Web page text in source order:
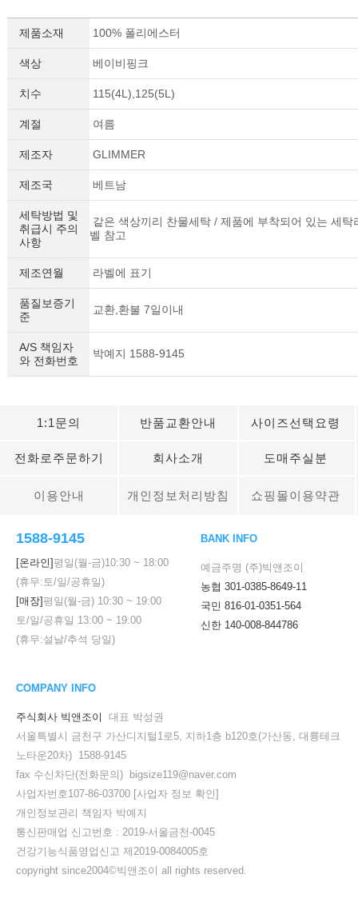
이코 라이프 하
세요!
제품소재 100% 폴리에스터
색상 베이비핑크
치수 115(4L),125(5L)
계절 여름
제조자 GLIMMER
제조국 베트남
세탁방법 및
취급시 주의
사항
같은 색상끼리 찬물세탁 / 제품에 부착되어 있는 세탁
벨 참고
제조연월 라벨에 표기
품질보증기
준
교환,환불 7일이내
A/S 책임자
와 전화번호
박예지 1588-9145
1:1문의 반품교환안내 사이즈선택요령
전화로주문하기 회사소개 도매주실분
이용안내 개인정보처리방침 쇼핑몰이용약관
1588-9145
[온라인]평일(월-금)10:30 ~ 18:00
(휴무:토/일/공휴일)
[매장]평일(월-금) 10:30 ~ 19:00
토/일/공휴일 13:00 ~ 19:00
(휴무:설날/추석 당일)
BANK INFO
예금주명 (주)빅앤조이
농협 301-0385-8649-11
국민 816-01-0351-564
신한 140-008-844786
COMPANY INFO
주식회사 빅앤조이
대표 박성권
서울특별시 금천구 가산디지털1로5, 지하1층 b120호(가산동, 대륭테크
노타운20차) 1588-9145
fax 수신차단(전화문의) bigsize119@naver.com
사업자번호107-86-03700 [사업자 정보 확인]
개인정보관리 책임자 박예지
통신판매업 신고번호 : 2019-서울금천-0045
건강기능식품영업신고 제2019-0084005호
copyright since2004©빅앤조이 all rights reserved.